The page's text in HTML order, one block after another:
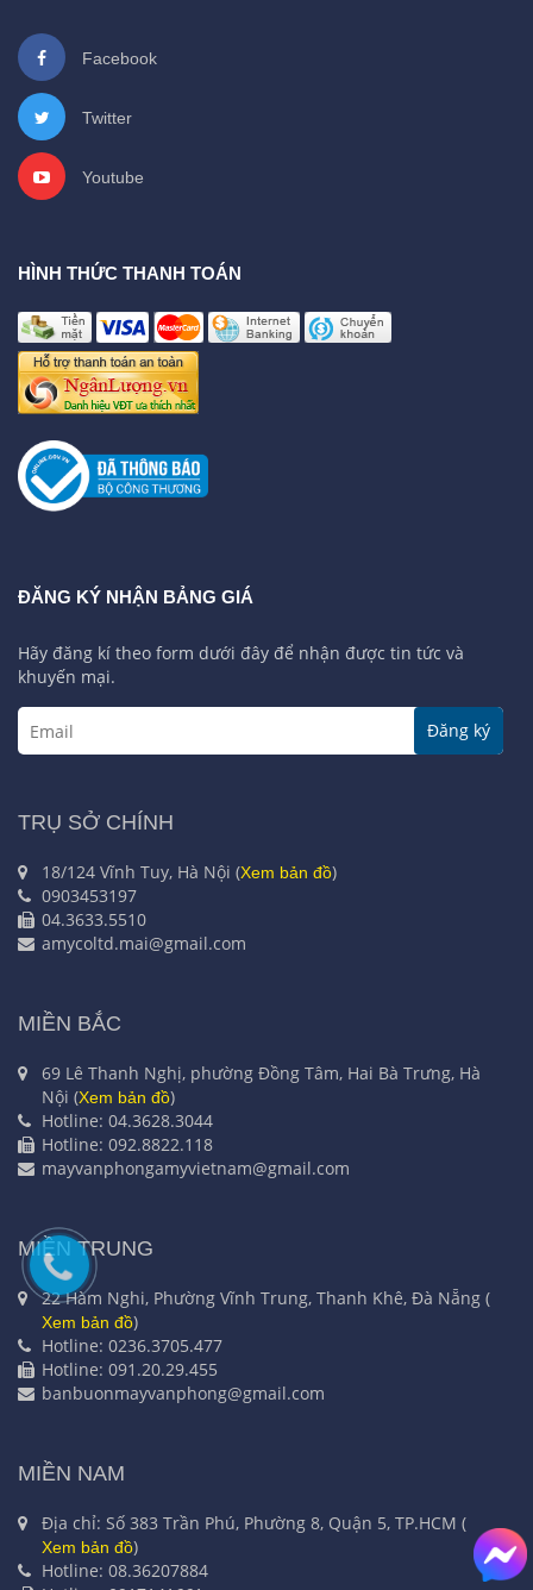
Facebook
Twitter
Youtube
HÌNH THỨC THANH TOÁN
ĐĂNG KÝ NHẬN BẢNG GIÁ
Hãy đăng kí theo form dưới đây để nhận được tin tức và
khuyến mại.
Đăng ký
TRỤ SỞ CHÍNH
18/124 Vĩnh Tuy, Hà Nội (Xem bản đồ)
0903453197
04.3633.5510
amycoltd.mai@gmail.com
MIỀN BẮC
69 Lê Thanh Nghị, phường Đồng Tâm, Hai Bà Trưng, Hà
Nội (Xem bản đồ)
Hotline: 04.3628.3044
Hotline: 092.8822.118
mayvanphongamyvietnam@gmail.com
MIỀN TRUNG
22 Hàm Nghi, Phường Vĩnh Trung, Thanh Khê, Đà Nẵng (
Xem bản đồ)
Hotline: 0236.3705.477
Hotline: 091.20.29.455
banbuonmayvanphong@gmail.com
MIỀN NAM
Địa chỉ: Số 383 Trần Phú, Phường 8, Quận 5, TP.HCM (
Xem bản đồ)
Hotline: 08.36207884